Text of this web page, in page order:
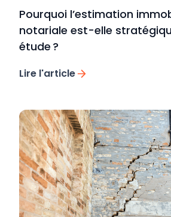
Pourquoi l’estimation
notariale est-elle
étude ?
Lire l'article